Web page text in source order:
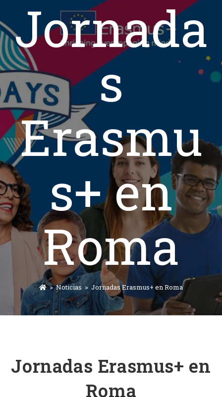
Jornada
s
Erasmu
s+ en
Roma
> Noticias > Jornadas Erasmus+ en Roma
Jornadas Erasmus+ en
Roma